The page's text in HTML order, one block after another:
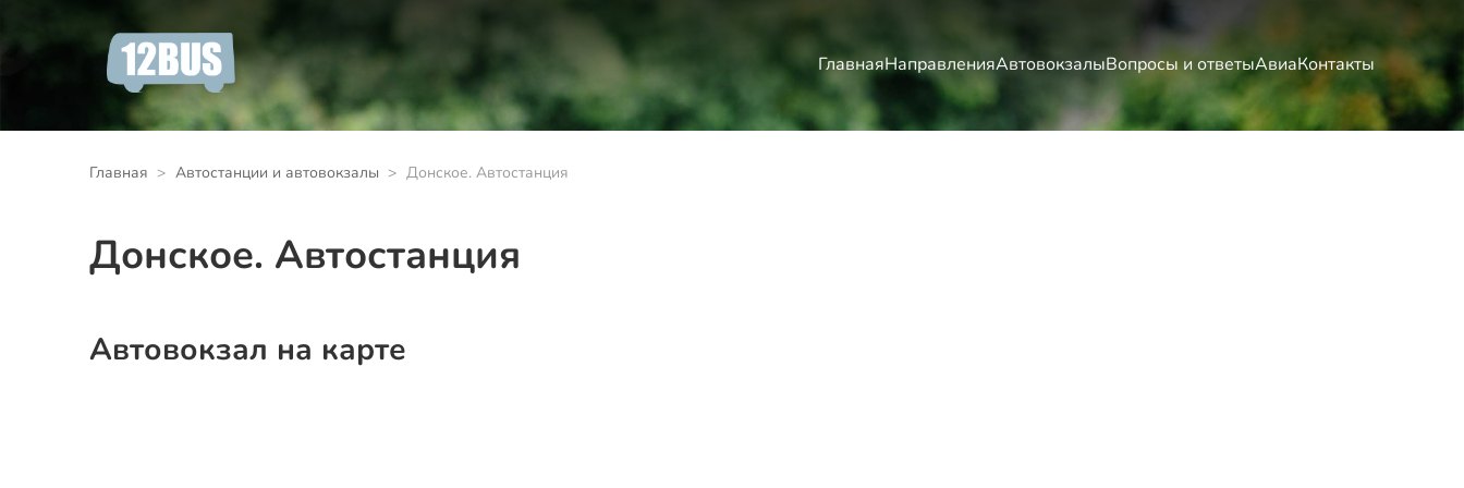
ГлавнаяНаправленияАвтовокзалыВопросы и ответыАвиаКонтакты
Главная Автостанции и автовокзалы Донское. Автостанция
Донское. Автостанция
Автовокзал на карте